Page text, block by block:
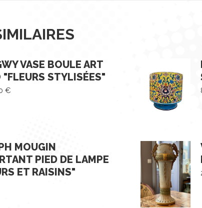
VASE BOULE ART
"FLEURS STYLISÉES"
€
MOUGIN
PIED DE LAMPE
ET RAISINS"